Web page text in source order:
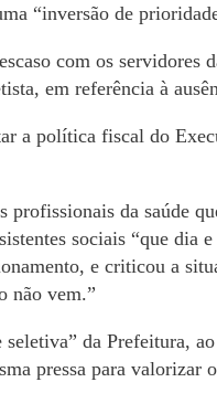
“inversão de
com os servidores
em referência à
a política fiscal do
da saúde
sociais “que dia
e criticou a
não vem.”
da Prefeitura,
pressa para valorizar